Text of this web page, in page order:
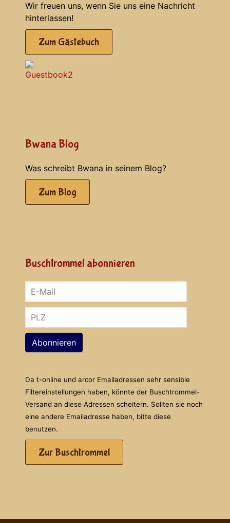
Wir freuen uns, wenn Sie uns eine Nachricht
hinterlassen!
Zum Gästebuch
Bwana Blog
Was schreibt Bwana in seinem Blog?
Zum Blog
Buschtrommel abonnieren
Abonnieren
Da t-online und arcor Emailadressen sehr sensible
Filtereinstellungen haben, könnte der Buschtrommel-
Versand an diese Adressen scheitern. Sollten sie noch
eine andere Emailadresse haben, bitte diese
benutzen.
Zur Buschtrommel